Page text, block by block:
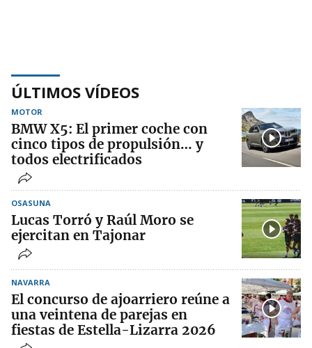
ÚLTIMOS VÍDEOS
MOTOR
BMW X5: El primer coche con
cinco tipos de propulsión… y
todos electrificados
OSASUNA
Lucas Torró y Raúl Moro se
ejercitan en Tajonar
NAVARRA
El concurso de ajoarriero reúne a
una veintena de parejas en
fiestas de Estella-Lizarra 2026